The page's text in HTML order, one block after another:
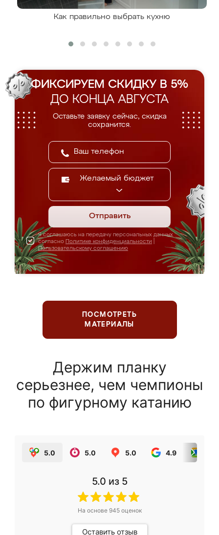
Как правильно выбрать кухню
ФИКСИРУЕМ СКИДКУ В 5%
ДО КОНЦА АВГУСТА
Оставьте заявку сейчас, скидка
сохранится.
Желаемый бюджет
Отправить
Я соглашаюсь на передачу персональных данных
согласно Политике конфиденциальности
Пользовательскому соглашению
ПОСМОТРЕТЬ
МАТЕРИАЛЫ
Держим планку
серьезнее, чем чемпионы
по фигурному катанию
5.0 5.0 5.0 4.9
5.0 из 5
На основе 945оценок
Оставить отзыв